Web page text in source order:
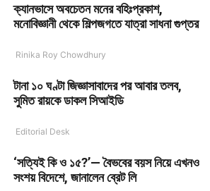
ক্যানভাসে অবচেতন মনের বহিঃপ্রকাশ,
মনোবিজ্ঞানী থেকে শিল্পজগতে যাত্রা সাধনা গুপ্তর
Rinika Roy Chowdhury
টানা ১০ ঘণ্টা জিজ্ঞাসাবাদের পর আবার তলব,
সুমিত রায়কে ডাকল সিআইডি
Editorial Desk
‘সত্যিই কি ও ১৫?’— বৈভবের বয়স নিয়ে এখনও
সংশয় বিদেশে, জানালেন ব্রেট লি